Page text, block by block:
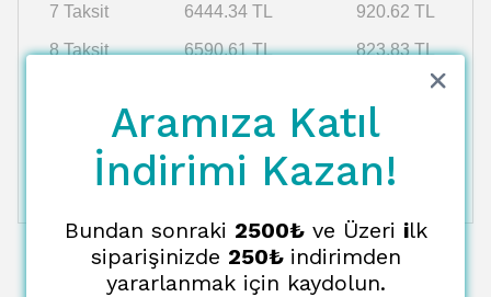
7 Taksit 6444.34 TL 920.62 TL
8 Taksit 6590.61 TL 823.83 TL
749.30 TL
10 Taksit 6904.01 TL
11 Taksit 7072.15 TL 642.92 TL
Aramıza Katıl
İndirimi Kazan!
Bundan sonraki 2500₺ve Üzeri ilk
siparişinizde 250₺ indirimden
yararlanmak için kaydolun.